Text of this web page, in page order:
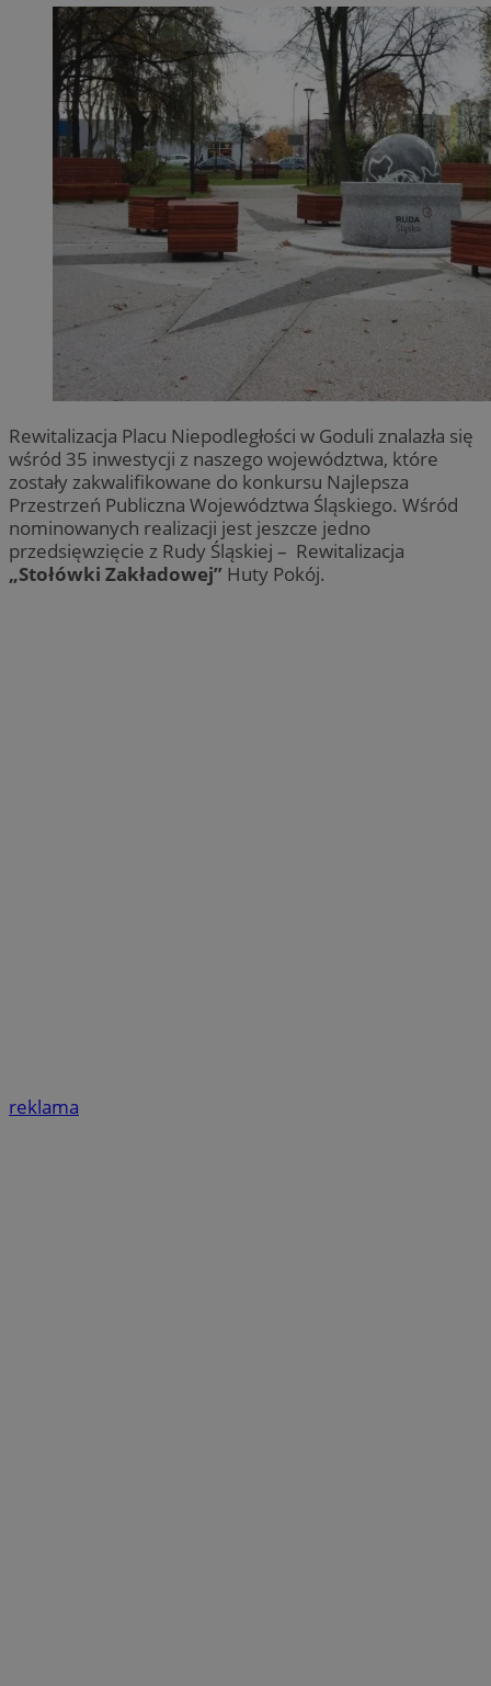
Rewitalizacja Placu Niepodległości w Goduli znalazła się
wśród 35 inwestycji z naszego województwa, które
zostały zakwalifikowane do konkursu Najlepsza
Przestrzeń Publiczna Województwa Śląskiego. Wśród
nominowanych realizacji jest jeszcze jedno
przedsięwzięcie z Rudy Śląskiej – Rewitalizacja
„Stołówki Zakładowej” Huty Pokój.
reklama